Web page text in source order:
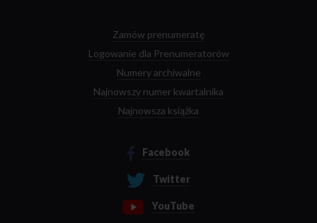
Zamów prenumeratę
Logowanie dla Prenumeratorów
Numery archiwalne
Najnowszy numer kwartalnika
Najnowsza książka
Facebook
Twitter
YouTube